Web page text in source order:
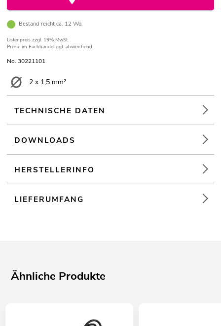
Bestand reicht ca. 12 Wo.
Listenpreis zzgl. 19% MwSt.
Preise im Fachhandel ggf. abweichend.
No. 30221101
2 x 1,5 mm²
TECHNISCHE DATEN
DOWNLOADS
HERSTELLERINFO
LIEFERUMFANG
Ähnliche Produkte